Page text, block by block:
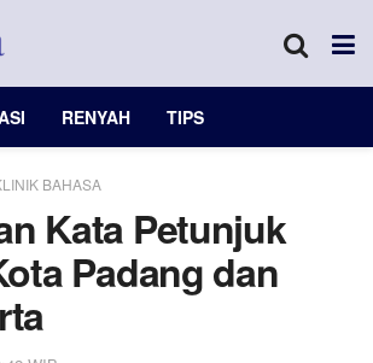
RENYAH TIPS
BAHASA
Kata Petunjuk
Padang dan